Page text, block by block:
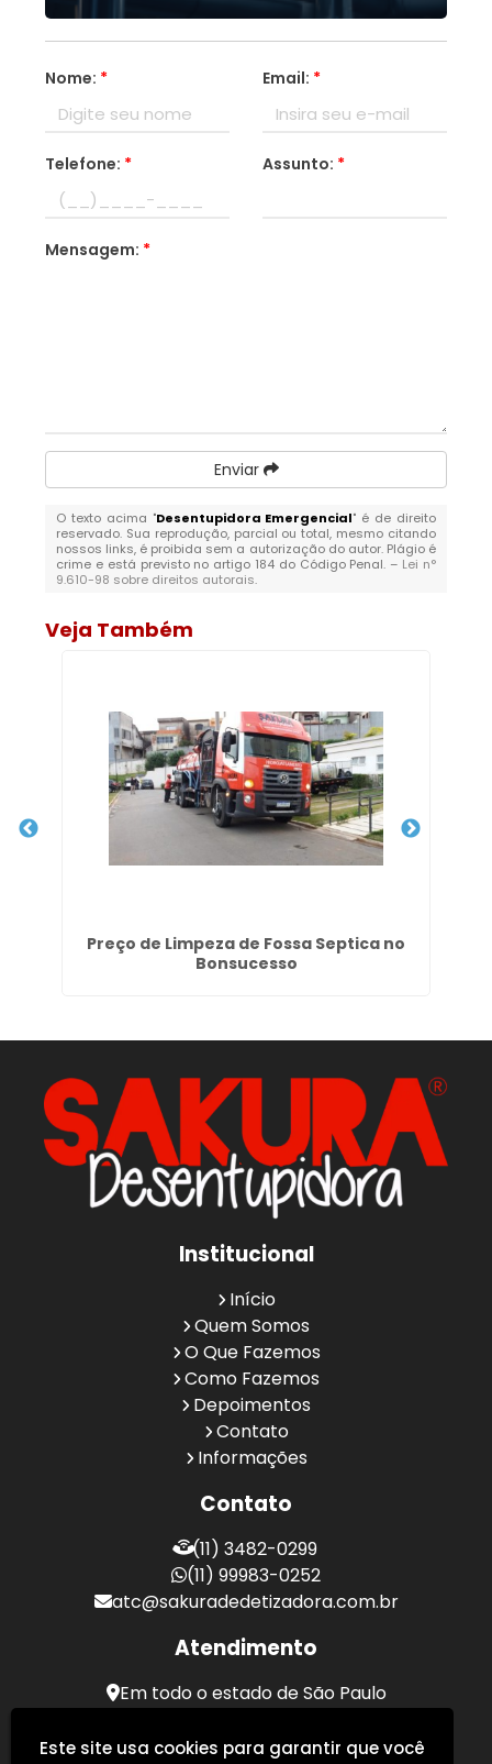
Nome: * Email: *
Telefone: * Assunto: *
Mensagem: *
Enviar
O texto acima "Desentupidora Emergencial" é de direito
reservado. Sua reprodução, parcial ou total, mesmo citando
nossos links, é proibida sem a autorização do autor. Plágio é
crime e está previsto no artigo 184 do Código Penal. – Lei n°
9.610-98 sobre direitos autorais.
Veja Também
Preço de Limpeza de Fossa Septica no
Bonsucesso
Institucional
Início
Quem Somos
O Que Fazemos
Como Fazemos
Depoimentos
Contato
Informações
Contato
(11) 3482-0299
(11) 99983-0252
atc@sakuradedetizadora.com.br
Atendimento
Em todo o estado de São Paulo
Este site usa cookies para garantir que você